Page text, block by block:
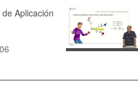
potencial
Sistemas
carga
5:18 · 2014